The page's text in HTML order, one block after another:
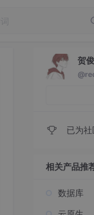
贺
已为
相关产品推
数据库